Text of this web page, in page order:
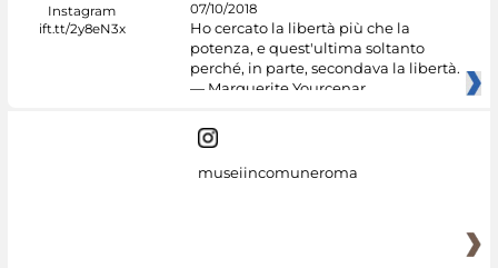
07/10/2018
Ho cercato la libertà più che la
potenza, e quest'ultima soltanto
perché, in parte, secondava la libertà.
— Marguerite Yourcenar
museiincomuneroma